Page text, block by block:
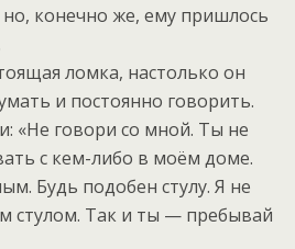
но, конечно же, ему пришлось
ломка, настолько он
и постоянно говорить.
«Не говори со мной. Ты не
с кем-либо в моём доме.
Будь подобен стулу. Я не
стулом. Так и ты — пребывай